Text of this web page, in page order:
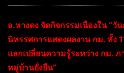
อ.หางดง จัดกิจกรรมเนื่องใน “วั
นิทรรศการแสดงผลงาน กม. ทั้ง
แลกเปลี่ยนความรู้ระหว่าง กม. ภ
หมู่บ้านยั่งยืน”